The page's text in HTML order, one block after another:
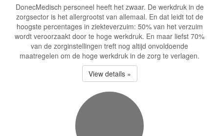
DonecMedisch personeel heeft het zwaar. De werkdruk in de
zorgsector is het allergrootst van allemaal. En dat leidt tot de
hoogste percentages in ziekteverzuim: 50% van het verzuim
wordt veroorzaakt door te hoge werkdruk. En maar liefst 70%
van de zorginstellingen treft nog altijd onvoldoende
maatregelen om de hoge werkdruk in de zorg te verlagen.
View details »